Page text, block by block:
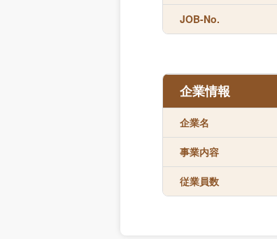
JOB-No.
企業情報
企業名
事業内容
従業員数